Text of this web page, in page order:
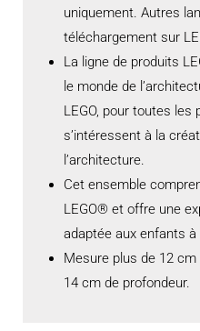
uniquement. Autres
téléchargement sur
La ligne de produits
le monde de
LEGO, pour toutes les
s’intéressent à la
l’architecture.
Cet ensemble
LEGO® et offre une
adaptée aux enfants à
Mesure plus de 12
14 cm de profondeur.